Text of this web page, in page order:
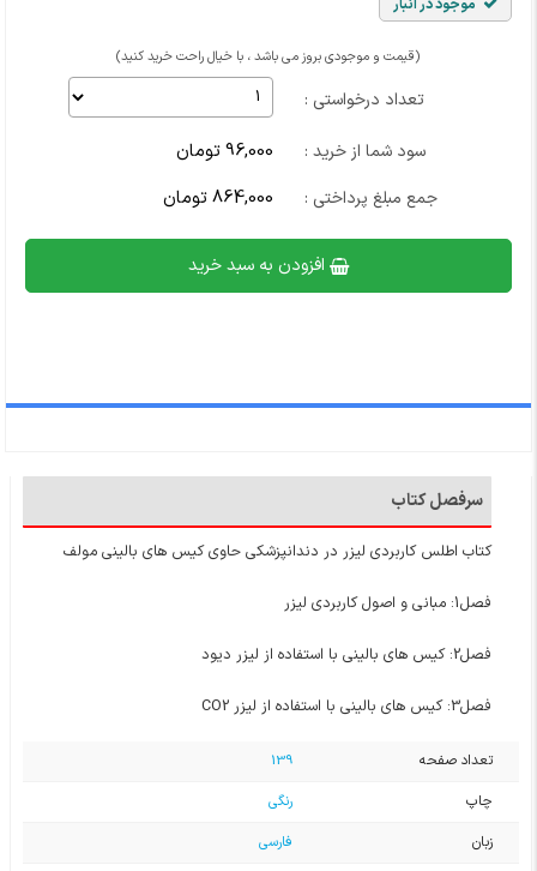
موجود در انبار
(قیمت و موجودی بروز می باشد ، با خیال راحت خرید کنید)
تعداد درخواستی :
سود شما از خرید : 96,000 تومان
جمع مبلغ پرداختی : 864,000 تومان
افزودن به سبد خرید
سرفصل کتاب
کتاب اطلس کاربردی لیزر در دندانپزشکی حاوی کیس های بالینی مولف
فصل1: مبانی و اصول کاربردی لیزر
فصل2: کیس های بالینی با استفاده از لیزر دیود
فصل3: کیس های بالینی با استفاده از لیزر CO2
تعداد صفحه
139
چاپ
رنگی
زبان
فارسی